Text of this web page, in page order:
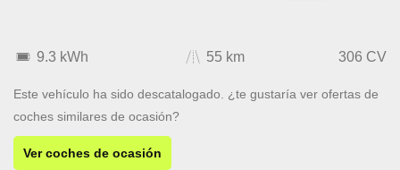
9.3 kWh 55 km 306 CV
Este vehículo ha sido descatalogado. ¿te gustaría ver ofertas de
coches similares de ocasión?
Ver coches de ocasión